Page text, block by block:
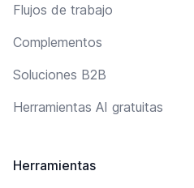
Flujos de trabajo
Complementos
Soluciones B2B
Herramientas AI gratuitas
Herramientas